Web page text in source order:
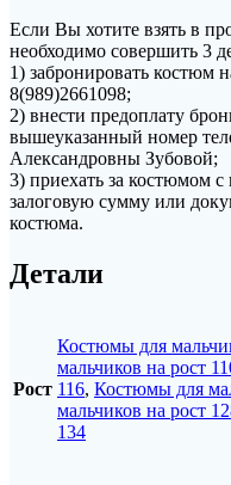
Если Вы хотите взять в
необходимо совершить 3
1) забронировать костюм
8(989)2661098;
2) внести предоплату
вышеуказанный номер
Александровны Зубовой;
3) приехать за костюмом с
залоговую сумму или
костюма.
Детали
Рост
Костюмы для
мальчиков на рост
116, Костюмы для
мальчиков на рост
134